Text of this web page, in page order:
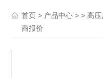
首页 > 产品中心 > >高压
商报价